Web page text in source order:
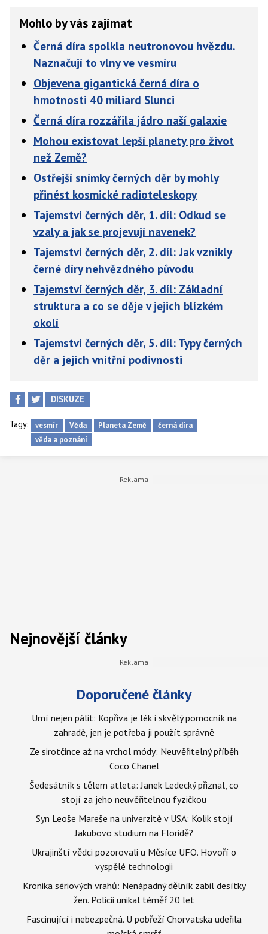
Mohlo by vás zajímat
Černá díra spolkla neutronovou hvězdu.
Naznačují to vlny ve vesmíru
Objevena gigantická černá díra o
hmotnosti 40 miliard Slunci
Černá díra rozzářila jádro naší galaxie
Mohou existovat lepší planety pro život
než Země?
Ostřejší snímky černých děr by mohly
přinést kosmické radioteleskopy
Tajemství černých děr, 1. díl: Odkud se
vzaly a jak se projevují navenek?
Tajemství černých děr, 2. díl: Jak vznikly
černé díry nehvězdného původu
Tajemství černých děr, 3. díl: Základní
struktura a co se děje v jejich blízkém
okolí
Tajemství černých děr, 5. díl: Typy černých
děr a jejich vnitřní podivnosti
DISKUZE
Tagy: vesmír Věda Planeta Země
černá díra
věda a poznání
Nejnovější články
Doporučené články
Umí nejen pálit: Kopřiva je lék i skvělý pomocník na
zahradě, jen je potřeba ji použít správně
Ze sirotčince až na vrchol módy: Neuvěřitelný příběh
Coco Chanel
Šedesátník s tělem atleta: Janek Ledecký přiznal, co
stojí za jeho neuvěřitelnou fyzičkou
Syn Leoše Mareše na univerzitě v USA: Kolik stojí
Jakubovo studium na Floridě?
Ukrajinští vědci pozorovali u Měsíce UFO. Hovoří o
vyspělé technologii
Kronika sériových vrahů: Nenápadný dělník zabil desítky
žen. Policii unikal téměř 20 let
Fascinující i nebezpečná. U pobřeží Chorvatska udeřila